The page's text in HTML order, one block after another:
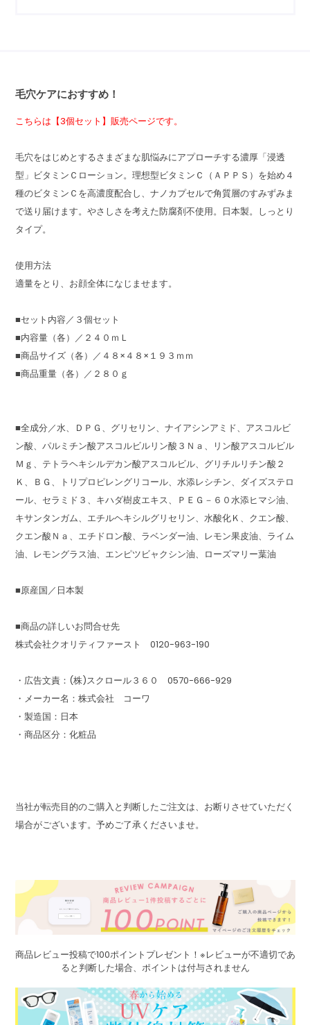
毛穴ケアにおすすめ！
こちらは【3個セット】販売ページです。
毛穴をはじめとするさまざまな肌悩みにアプローチする濃厚「浸透
型」ビタミンＣローション。理想型ビタミンＣ（ＡＰＰＳ）を始め４
種のビタミンＣを高濃度配合し、ナノカプセルで角質層のすみずみま
で送り届けます。やさしさを考えた防腐剤不使用。日本製。しっとり
タイプ。
使用方法
適量をとり、お顔全体になじませます。
■セット内容／３個セット
■内容量（各）／２４０ｍＬ
■商品サイズ（各）／４８×４８×１９３ｍｍ
■商品重量（各）／２８０ｇ
■全成分／水、ＤＰＧ、グリセリン、ナイアシンアミド、アスコルビ
ン酸、パルミチン酸アスコルビルリン酸３Ｎａ、リン酸アスコルビル
Ｍｇ、テトラヘキシルデカン酸アスコルビル、グリチルリチン酸２
Ｋ、ＢＧ、トリプロピレングリコール、水添レシチン、ダイズステロ
ール、セラミド３、キハダ樹皮エキス、ＰＥＧ－６０水添ヒマシ油、
キサンタンガム、エチルヘキシルグリセリン、水酸化Ｋ、クエン酸、
クエン酸Ｎａ、エチドロン酸、ラベンダー油、レモン果皮油、ライム
油、レモングラス油、エンピツビャクシン油、ローズマリー葉油
■原産国／日本製
■商品の詳しいお問合せ先
株式会社クオリティファースト 0120-963-190
・広告文責：(株)スクロール３６０ 0570-666-929
・メーカー名：株式会社 コーワ
・製造国：日本
・商品区分：化粧品
当社が転売目的のご購入と判断したご注文は、お断りさせていただく
場合がございます。予めご了承くださいませ。
商品レビュー投稿で100ポイントプレゼント！※レビューが不適切であ
ると判断した場合、ポイントは付与されません